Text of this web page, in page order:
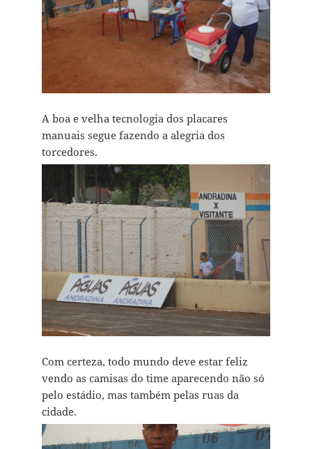
A boa e velha tecnologia dos placares
manuais segue fazendo a alegria dos
torcedores.
Com certeza, todo mundo deve estar feliz
vendo as camisas do time aparecendo não só
pelo estádio, mas também pelas ruas da
cidade.